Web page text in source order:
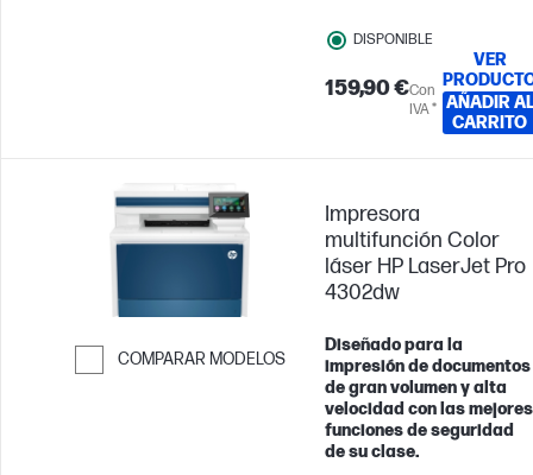
DISPONIBLE
159,90 €Con
IVA *
VER
AÑADIR AL
CARRITO
COMPARAR MODELOS
Impresora
multifunción Color
láser HP LaserJet Pro
4302dw
Diseñado para la
impresión de documentos
de gran volumen y alta
velocidad con las mejores
funciones de seguridad
de su clase.